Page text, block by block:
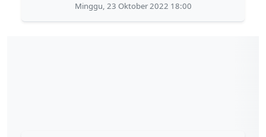
Minggu, 23 Oktober 2022 18:00